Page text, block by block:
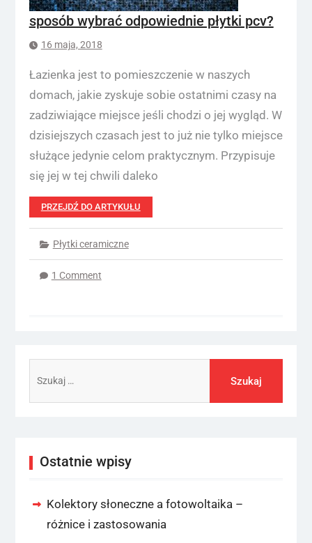
sposób wybrać odpowiednie płytki pcv?
16 maja, 2018
Łazienka jest to pomieszczenie w naszych
domach, jakie zyskuje sobie ostatnimi czasy na
zadziwiające miejsce jeśli chodzi o jej wygląd. W
dzisiejszych czasach jest to już nie tylko miejsce
służące jedynie celom praktycznym. Przypisuje
się jej w tej chwili daleko
PRZEJDŹ DO ARTYKUŁU
Płytki ceramiczne
1 Comment
Ostatnie wpisy
Kolektory słoneczne a fotowoltaika –
różnice i zastosowania